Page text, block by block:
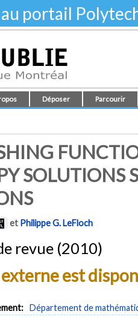
portail
Déposer Parcourir
SOLUTIONS
et Philippe G. LeFloch
revue (2010)
est
Département de